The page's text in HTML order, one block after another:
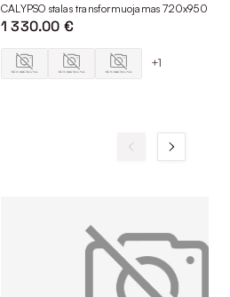
CALYPSO stalas transformuojamas 720x950
1 330.00 €
+1